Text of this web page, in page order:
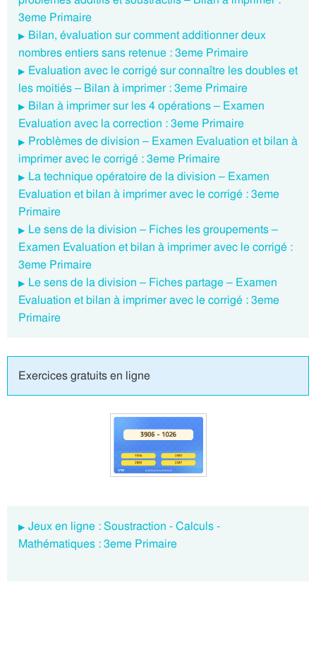
3eme Primaire
Bilan, évaluation sur comment additionner deux
nombres entiers sans retenue : 3eme Primaire
Evaluation avec le corrigé sur connaître les doubles et
les moitiés – Bilan à imprimer : 3eme Primaire
Bilan à imprimer sur les 4 opérations – Examen
Evaluation avec la correction : 3eme Primaire
Problèmes de division – Examen Evaluation et bilan à
imprimer avec le corrigé : 3eme Primaire
La technique opératoire de la division – Examen
Evaluation et bilan à imprimer avec le corrigé : 3eme
Primaire
Le sens de la division – Fiches les groupements –
Examen Evaluation et bilan à imprimer avec le corrigé :
3eme Primaire
Le sens de la division – Fiches partage – Examen
Evaluation et bilan à imprimer avec le corrigé : 3eme
Primaire
Exercices gratuits en ligne
Jeux en ligne : Soustraction - Calculs -
Mathématiques : 3eme Primaire